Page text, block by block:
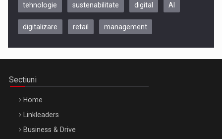
Be Inspired. Make it Happen!, CLUJ, 9 Decembrie
tehnologie sustenabilitate digital AI
digitalizare retail management
Sectiuni
Home
Linkleaders
Business & Drive